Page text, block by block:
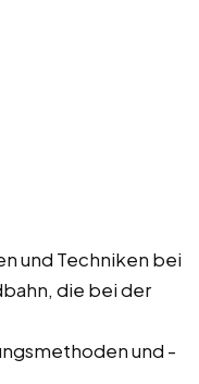
und Techniken bei
die bei der
und -